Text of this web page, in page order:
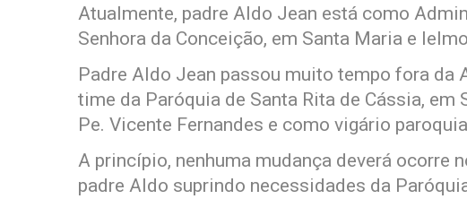
Atualmente, padre Aldo Jean está como
Senhora da Conceição, em Santa Maria e
Padre Aldo Jean passou muito tempo fora da
time da Paróquia de Santa Rita de Cássia, em
Pe. Vicente Fernandes e como vigário
A princípio, nenhuma mudança deverá ocorre
padre Aldo suprindo necessidades da